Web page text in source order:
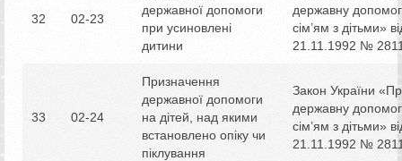
32 02-23
державної допомоги
при усиновлені
дитини
державну
сім’ям з дітьми»
21.11.1992 №
33 02-24
Призначення
державної допомоги
на дітей, над якими
встановлено опіку чи
піклування
Закон України
державну
сім’ям з дітьми»
21.11.1992 №